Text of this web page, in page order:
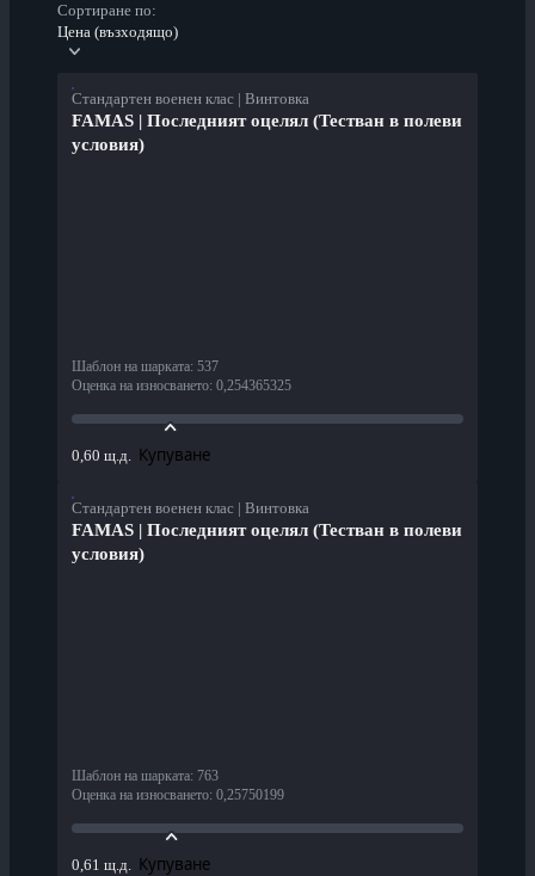
Сортиране по:
Цена (възходящо)
Стандартен военен клас | Винтовка
FAMAS | Последният оцелял (Тестван в полеви
условия)
Шаблон на шарката: 537
Оценка на износването: 0,254365325
0,60 щ.д. Купуване
Стандартен военен клас | Винтовка
FAMAS | Последният оцелял (Тестван в полеви
условия)
Шаблон на шарката: 763
Оценка на износването: 0,25750199
0,61 щ.д. Купуване